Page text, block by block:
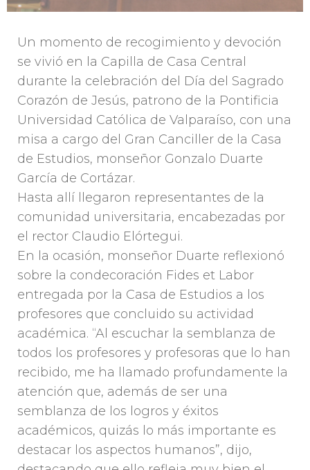
Un momento de recogimiento y devoción
se vivió en la Capilla de Casa Central
durante la celebración del Día del Sagrado
Corazón de Jesús, patrono de la Pontificia
Universidad Católica de Valparaíso, con una
misa a cargo del Gran Canciller de la Casa
de Estudios, monseñor Gonzalo Duarte
García de Cortázar.
Hasta allí llegaron representantes de la
comunidad universitaria, encabezadas por
el rector Claudio Elórtegui.
En la ocasión, monseñor Duarte reflexionó
sobre la condecoración Fides et Labor
entregada por la Casa de Estudios a los
profesores que concluido su actividad
académica. “Al escuchar la semblanza de
todos los profesores y profesoras que lo han
recibido, me ha llamado profundamente la
atención que, además de ser una
semblanza de los logros y éxitos
académicos, quizás lo más importante es
destacar los aspectos humanos”, dijo,